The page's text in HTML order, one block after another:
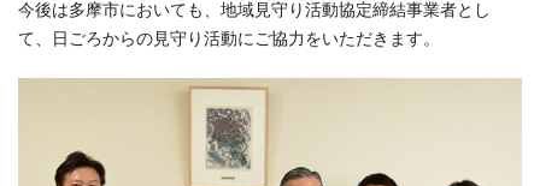
今後は多摩市においても、地域見守り活動協定締結事業者とし
て、日ごろからの見守り活動にご協力をいただきます。